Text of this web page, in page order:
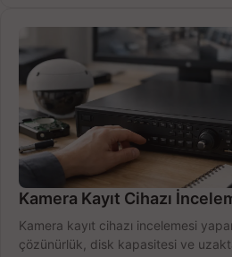
Kamera Kayıt Cihazı
Kamera kayıt cihazı incelemesi
çözünürlük, disk kapasitesi ve